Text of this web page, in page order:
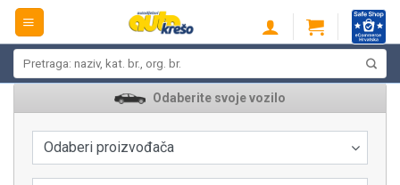
Skip
content
Odaberite svoje vozilo
Odaberi proizvođača